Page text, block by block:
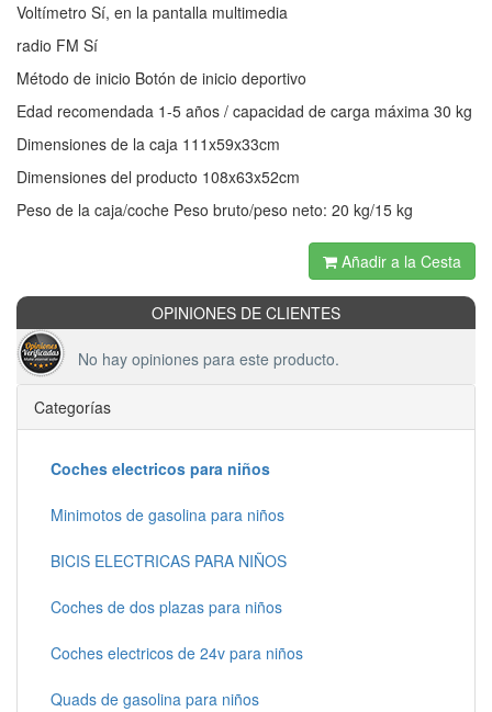
Voltímetro Sí, en la pantalla multimedia
radio FM Sí
Método de inicio Botón de inicio deportivo
Edad recomendada 1-5 años / capacidad de carga máxima 30 kg
Dimensiones de la caja 111x59x33cm
Dimensiones del producto 108x63x52cm
Peso de la caja/coche Peso bruto/peso neto: 20 kg/15 kg
Añadir a la Cesta
OPINIONES DE CLIENTES
No hay opiniones para este producto.
Categorías
Coches electricos para niños
Minimotos de gasolina para niños
BICIS ELECTRICAS PARA NIÑOS
Coches de dos plazas para niños
Coches electricos de 24v para niños
Quads de gasolina para niños